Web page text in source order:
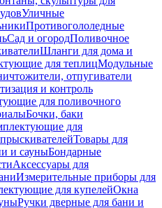
Уличные
Противогололедные
Сад и огородПоливочное
Шланги для дома и
для теплицМодульные
отпугиватели
и контроль
для поливочного
Бочки, баки
для
Товары для
и сауныБондарные
Аксессуары для
Измерительные приборы для
для купелейОкна
Ручки дверные для бани и